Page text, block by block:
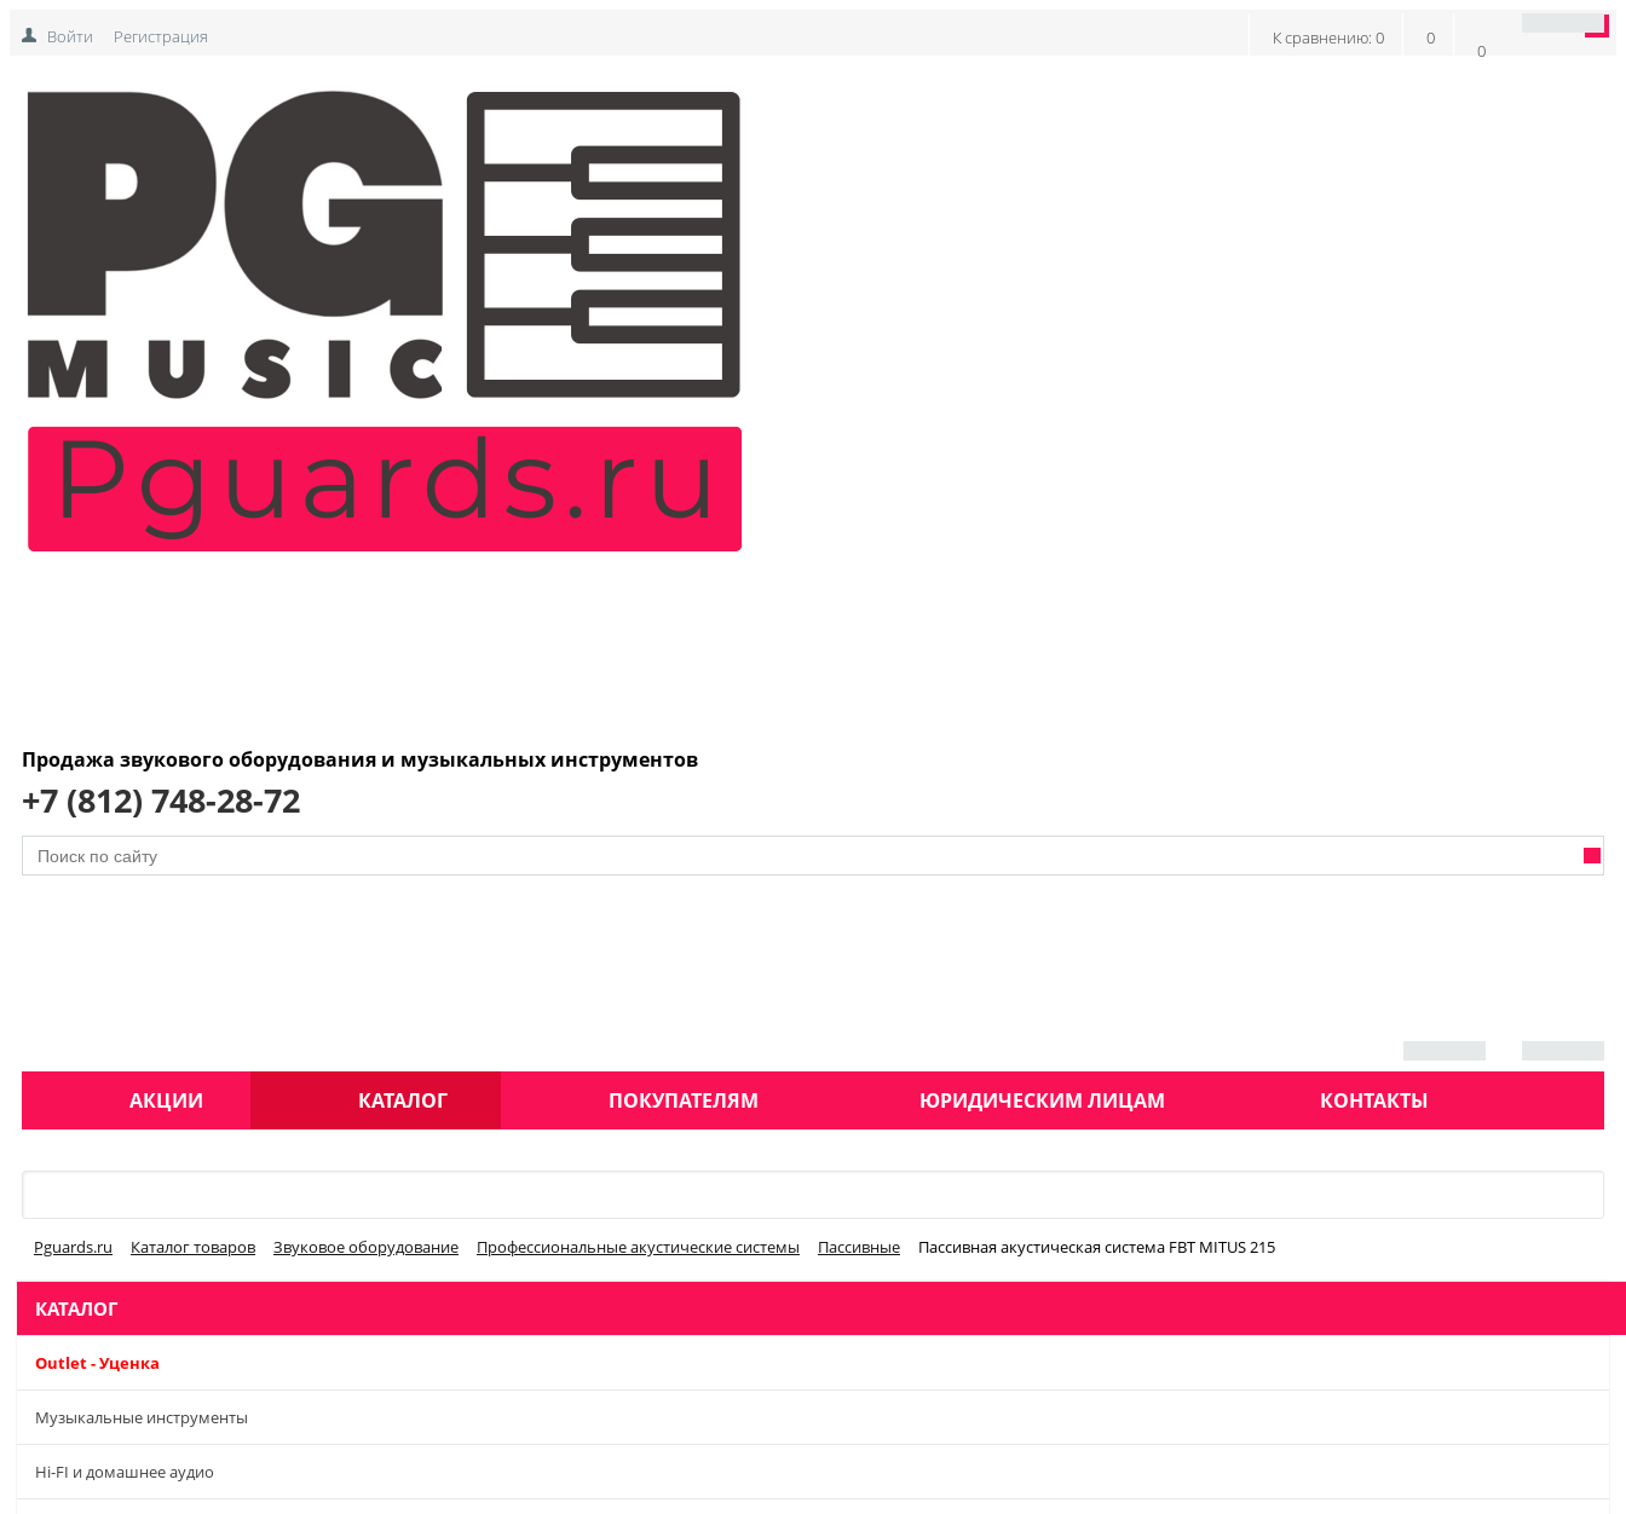
Войти Регистрация
0
0
К сравнению: 0
Продажа звукового оборудования и музыкальных инструментов
+7 (812) 748-28-72
АКЦИИ КАТАЛОГ ПОКУПАТЕЛЯМ ЮРИДИЧЕСКИМ ЛИЦАМ КОНТАКТЫ
Pguards.ru Каталог товаров Звуковое оборудование Профессиональные акустические системы Пассивные Пассивная акустическая система FBT MITUS 215
КАТАЛОГ
Outlet - Уценка
Музыкальные инструменты
Hi-FI и домашнее аудио